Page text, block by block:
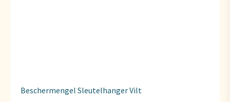
Beschermengel Sleutelhanger Vilt